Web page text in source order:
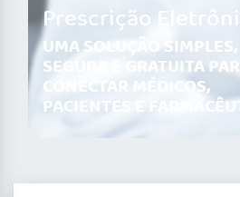
Prescrição
UMA SOLUÇÃO SIMPLES,
SEGURA E GRATUITA
CONECTAR MÉDICOS,
PACIENTES E